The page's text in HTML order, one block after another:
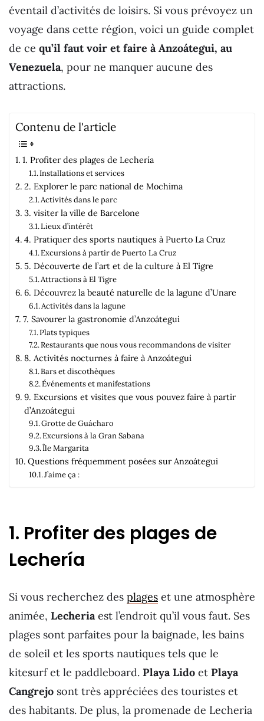
éventail d’activités de loisirs. Si vous prévoyez un
voyage dans cette région, voici un guide complet
de ce qu’il faut voir et faire à Anzoátegui, au
Venezuela, pour ne manquer aucune des
attractions.
Contenu de l'article
1. Profiter des plages de Lechería
Installations et services
2. Explorer le parc national de Mochima
Activités dans le parc
3. visiter la ville de Barcelone
Lieux d’intérêt
4. Pratiquer des sports nautiques à Puerto La Cruz
Excursions à partir de Puerto La Cruz
5. Découverte de l’art et de la culture à El Tigre
Attractions à El Tigre
6. Découvrez la beauté naturelle de la lagune d’Unare
Activités dans la lagune
7. Savourer la gastronomie d’Anzoátegui
Plats typiques
Restaurants que nous vous recommandons de visiter
8. Activités nocturnes à faire à Anzoátegui
Bars et discothèques
Événements et manifestations
9. Excursions et visites que vous pouvez faire à partir
d’Anzoátegui
Grotte de Guácharo
Excursions à la Gran Sabana
Île Margarita
Questions fréquemment posées sur Anzoátegui
J’aime ça :
1. Profiter des plages de
Lechería
Si vous recherchez des plages et une atmosphère
animée, Lecheriaest l’endroit qu’il vous faut. Ses
plages sont parfaites pour la baignade, les bains
de soleil et les sports nautiques tels que le
kitesurf et le paddleboard. Playa Lido et Playa
Cangrejo sont très appréciées des touristes et
des habitants. De plus, la promenade de Lecheria